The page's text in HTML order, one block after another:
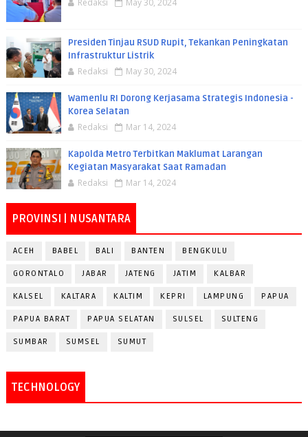
Presiden Tinjau RSUD Rupit, Tekankan Peningkatan
Infrastruktur Listrik
Redaksi May 30, 2024
Wamenlu RI Dorong Kerjasama Strategis Indonesia -
Korea Selatan
Redaksi Mar 14, 2024
Kapolda Metro Terbitkan Maklumat Larangan
Kegiatan Masyarakat Saat Ramadan
Redaksi Mar 14, 2024
PROVINSI | NUSANTARA
ACEH BABEL BALI BANTEN BENGKULU
GORONTALO JABAR JATENG JATIM KALBAR
KALSEL KALTARA KALTIM KEPRI LAMPUNG PAPUA
PAPUA BARAT PAPUA SELATAN SULSEL SULTENG
SUMBAR SUMSEL SUMUT
TECHNOLOGY